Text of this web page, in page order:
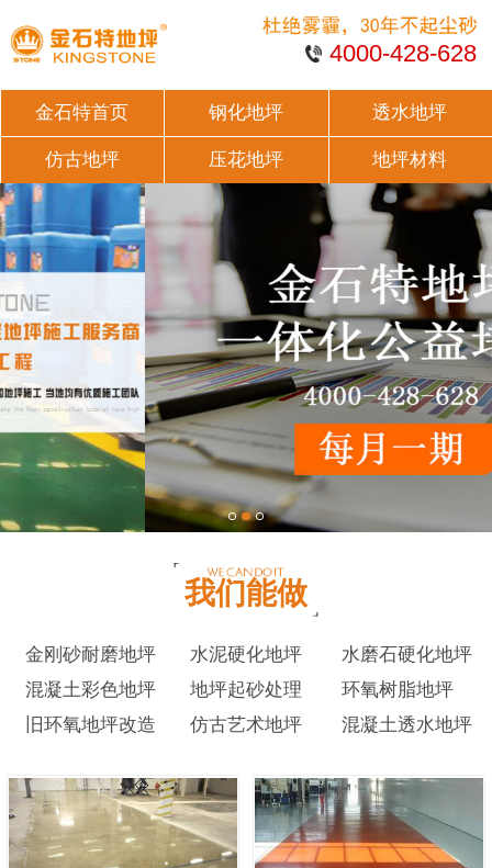
4000-428-628
金石特首页 钢化地坪 透水地坪
仿古地坪 压花地坪 地坪材料
我们能做
金刚砂耐磨地坪 水泥硬化地坪
水磨石硬化地坪
混凝土彩色地坪
地坪起砂处理
环氧树脂地坪
旧环氧地坪改造
仿古艺术地坪 混凝土透水地坪